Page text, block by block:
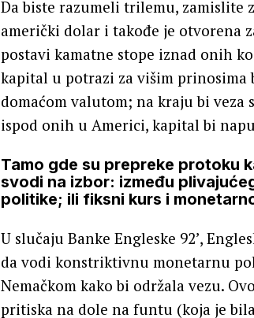
Da biste razumeli trilemu, zamislite
američki dolar i takođe je otvorena
postavi kamatne stope iznad onih
kapital u potrazi za višim
domaćom valutom; na kraju bi veza
ispod onih u Americi, kapital bi
Tamo gde su prepreke protoku
svodi na izbor: između
politike; ili fiksni kurs i
U slučaju Banke Engleske 92’,
da vodi konstriktivnu monetarnu
Nemačkom kako bi održala vezu.
pritiska na dole na funtu (koja je